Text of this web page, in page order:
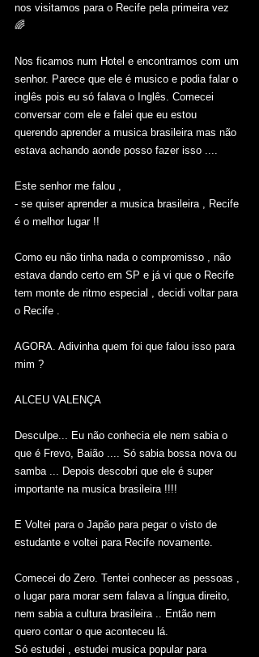
nos visitamos para o Recife pela primeira vez
🌈
Nos ficamos num Hotel e encontramos com um
senhor. Parece que ele é musico e podia falar o
inglês pois eu só falava o Inglês. Comecei
conversar com ele e falei que eu estou
querendo aprender a musica brasileira mas não
estava achando aonde posso fazer isso ....
Este senhor me falou ,
- se quiser aprender a musica brasileira , Recife
é o melhor lugar !!
Como eu não tinha nada o compromisso , não
estava dando certo em SP e já vi que o Recife
tem monte de ritmo especial , decidi voltar para
o Recife .
AGORA. Adivinha quem foi que falou isso para
mim ?
ALCEU VALENÇA
Desculpe... Eu não conhecia ele nem sabia o
que é Frevo, Baião .... Só sabia bossa nova ou
samba ... Depois descobri que ele é super
importante na musica brasileira !!!!
E Voltei para o Japão para pegar o visto de
estudante e voltei para Recife novamente.
Comecei do Zero. Tentei conhecer as pessoas ,
o lugar para morar sem falava a língua direito,
nem sabia a cultura brasileira .. Então nem
quero contar o que aconteceu lá.
Só estudei , estudei musica popular para